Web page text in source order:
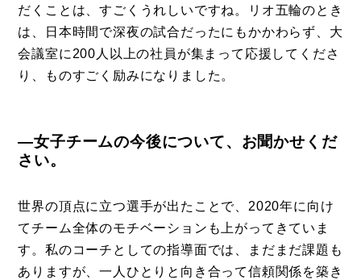
だくことは、すごくうれしいですね。リオ五輪のとき
は、日本時間で深夜の試合だったにもかかわらず、大
会議室に200人以上の社員が集まって応援してくださ
り、ものすごく励みになりました。
―女子チームの今後について、お聞かせくだ
さい。
世界の頂点に立つ選手が出たことで、2020年に向け
てチーム全体のモチベーションも上がってきていま
す。私のコーチとしての指導面では、まだまだ課題も
ありますが、一人ひとりと向き合って信頼関係を築き